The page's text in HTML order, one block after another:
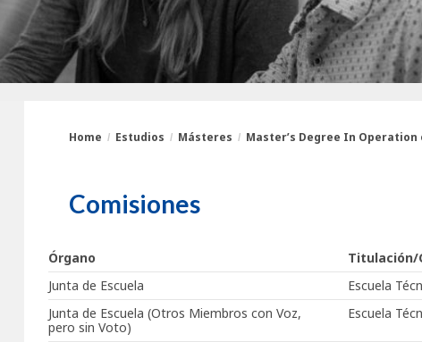
are
Home Estudios Másteres Master’s Degree In Operation
Comisiones
Órgano Titulación/
Junta de Escuela
Escuela
Junta de Escuela (Otros Miembros con Voz,
pero sin Voto)
Escuela